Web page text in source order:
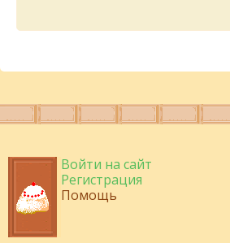
Войти на сайт
Регистрация
Помощь